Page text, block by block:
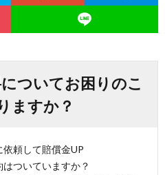
ついてお困りのこ
ますか？
頼して賠償金UP
はついていますか？